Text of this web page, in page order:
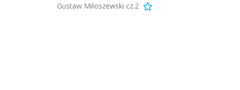
Gustaw Miłoszewski cz.2